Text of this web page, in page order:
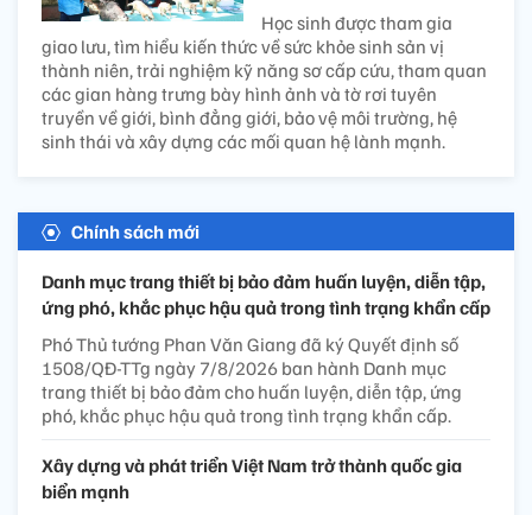
Học sinh được tham gia
giao lưu, tìm hiểu kiến thức về sức khỏe sinh sản vị
thành niên, trải nghiệm kỹ năng sơ cấp cứu, tham quan
các gian hàng trưng bày hình ảnh và tờ rơi tuyên
truyền về giới, bình đẳng giới, bảo vệ môi trường, hệ
sinh thái và xây dựng các mối quan hệ lành mạnh.
Chính sách mới
Danh mục trang thiết bị bảo đảm huấn luyện, diễn tập,
ứng phó, khắc phục hậu quả trong tình trạng khẩn cấp
Phó Thủ tướng Phan Văn Giang đã ký Quyết định số
1508/QĐ-TTg ngày 7/8/2026 ban hành Danh mục
trang thiết bị bảo đảm cho huấn luyện, diễn tập, ứng
phó, khắc phục hậu quả trong tình trạng khẩn cấp.
Xây dựng và phát triển Việt Nam trở thành quốc gia
biển mạnh